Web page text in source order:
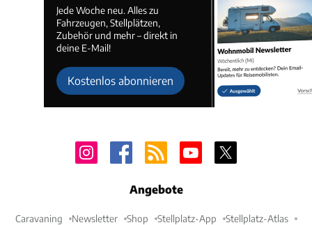
Jede Woche neu. Alles zu
Fahrzeugen, Stellplätzen,
Zubehör und mehr – direkt in
deine E-Mail!
Kostenlos abonnieren
Angebote
Caravaning Newsletter Shop Stellplatz-App Stellplatz-Atlas